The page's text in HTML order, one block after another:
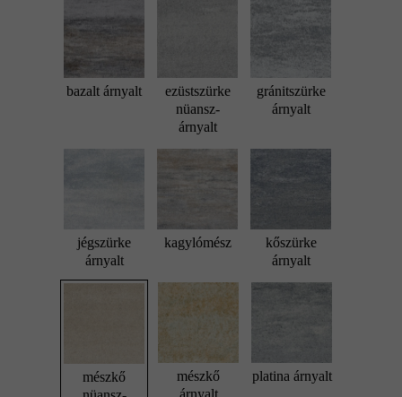
bazalt árnyalt
ezüstszürke
nüansz-
árnyalt
gránitszürke
árnyalt
jégszürke
árnyalt
kagylómész
kőszürke
árnyalt
mészkő
mészkő
platina árnyalt